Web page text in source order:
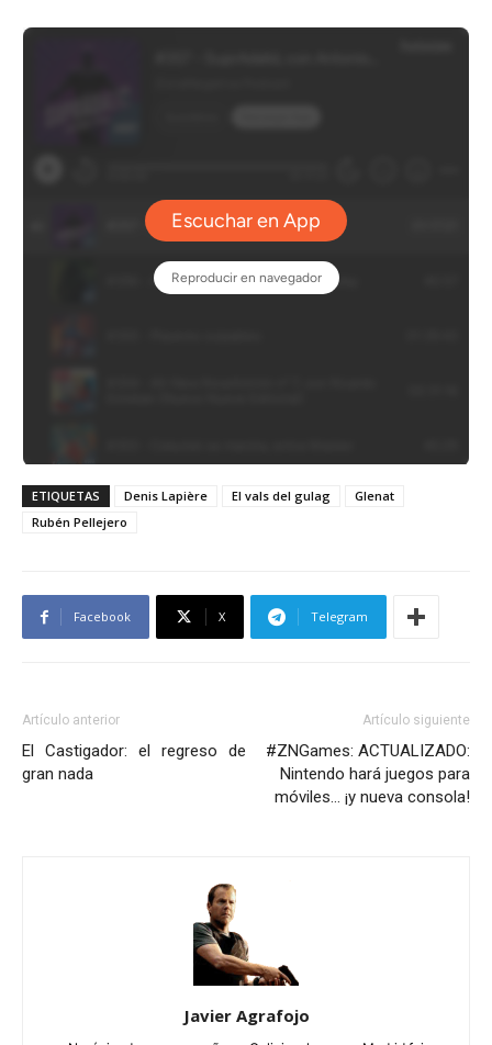
ETIQUETAS Denis Lapière El vals del gulag
Glenat
Rubén Pellejero
Facebook X Telegram
Artículo anterior
El Castigador: el regreso de
gran nada
Artículo siguiente
#ZNGames: ACTUALIZADO:
Nintendo hará juegos para
móviles… ¡y nueva consola!
Javier Agrafojo